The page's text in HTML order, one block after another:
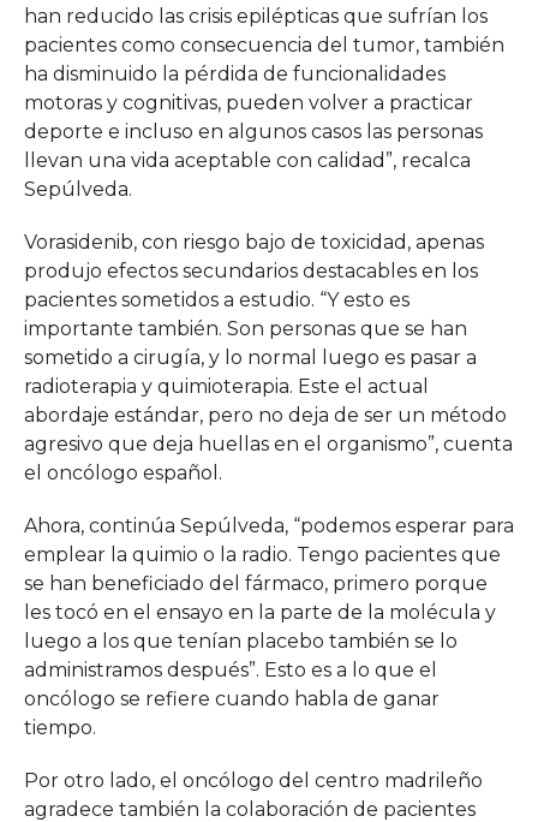
han reducido las crisis epilépticas que sufrían los
pacientes como consecuencia del tumor, también
ha disminuido la pérdida de funcionalidades
motoras y cognitivas, pueden volver a practicar
deporte e incluso en algunos casos las personas
llevan una vida aceptable con calidad”, recalca
Sepúlveda.
Vorasidenib, con riesgo bajo de toxicidad, apenas
produjo efectos secundarios destacables en los
pacientes sometidos a estudio. “Y esto es
importante también. Son personas que se han
sometido a cirugía, y lo normal luego es pasar a
radioterapia y quimioterapia. Este el actual
abordaje estándar, pero no deja de ser un método
agresivo que deja huellas en el organismo”, cuenta
el oncólogo español.
Ahora, continúa Sepúlveda, “podemos esperar para
emplear la quimio o la radio. Tengo pacientes que
se han beneficiado del fármaco, primero porque
les tocó en el ensayo en la parte de la molécula y
luego a los que tenían placebo también se lo
administramos después”. Esto es a lo que el
oncólogo se refiere cuando habla de ganar
tiempo.
Por otro lado, el oncólogo del centro madrileño
agradece también la colaboración de pacientes